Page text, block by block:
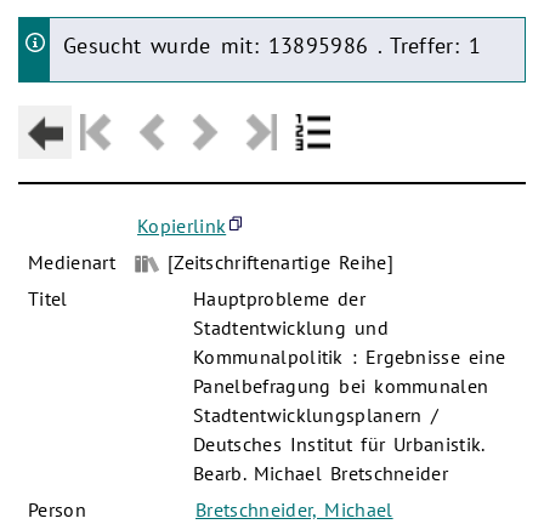
Gesucht wurde mit: 13895986 . Treffer: 1
Kopierlink
Medienart
[Zeitschriftenartige Reihe]
Titel
Hauptprobleme der
Stadtentwicklung und
Kommunalpolitik : Ergebnisse eine
Panelbefragung bei kommunalen
Stadtentwicklungsplanern /
Deutsches Institut für Urbanistik.
Bearb. Michael Bretschneider
Person
Bretschneider, Michael